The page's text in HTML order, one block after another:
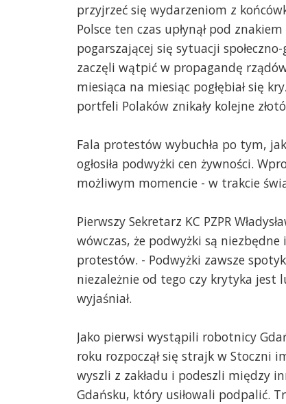
przyjrzeć się wydarzeniom z
Polsce ten czas upłynął pod
pogarszającej się sytuacji
zaczęli wątpić w propagandę rządów
miesiąca na miesiąc pogłębiał się
portfeli Polaków znikały kolejne
Fala protestów wybuchła po tym,
ogłosiła podwyżki cen żywności.
możliwym momencie - w trakcie
Pierwszy Sekretarz KC PZPR
wówczas, że podwyżki są niezbędne
protestów. - Podwyżki zawsze
niezależnie od tego czy krytyka jest
wyjaśniał.
Jako pierwsi wystąpili robotnicy
roku rozpoczął się strajk w Stoczni
wyszli z zakładu i podeszli między
Gdańsku, który usiłowali podpalić.